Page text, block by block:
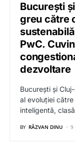
București
greu către
PwC.
dezvoltare
București și
al evoluției
inteligentă,
BY RĂZVAN DINU 9